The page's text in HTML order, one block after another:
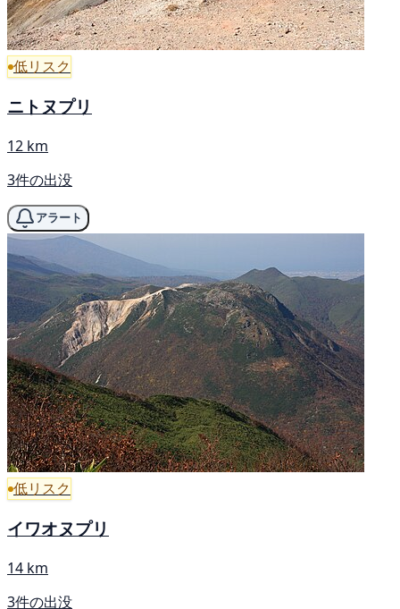
低リスク
ニトヌプリ
12 km
3件の出没
アラート
低リスク
イワオヌプリ
14 km
3件の出没